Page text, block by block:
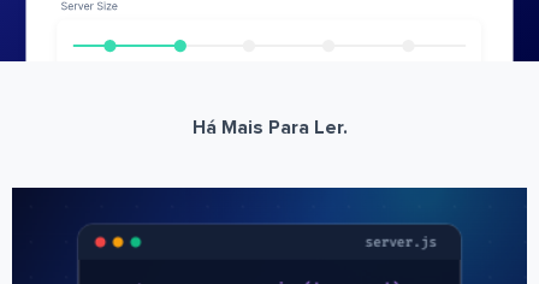
Há Mais Para Ler.